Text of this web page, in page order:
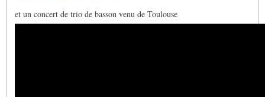
et un concert de trio de basson venu de Toulouse